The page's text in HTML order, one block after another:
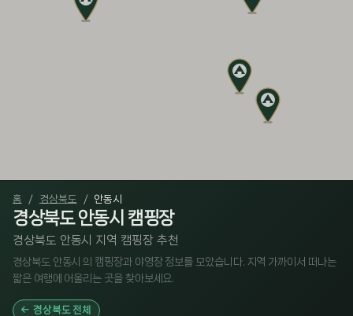
홈 경상북도 안동시
경상북도 안동시 캠핑장
경상북도 안동시 지역 캠핑장 추천
경상북도 안동시 의 캠핑장과 야영장 정보를 모았습니다. 지역 가까이서 떠나는
짧은 여행에 어울리는 곳을 찾아보세요.
경상북도 전체